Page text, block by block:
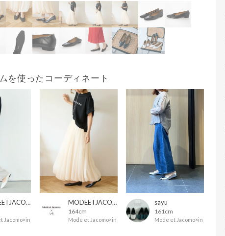
を使ったコーディネート
MODEETJACOMOingSTAFF
Jacomo×ing
MODEETJACOMOingSTAFF
164cm
Mode et Jacomo×ing
sayu
161cm
Mode et Jacomo×ing